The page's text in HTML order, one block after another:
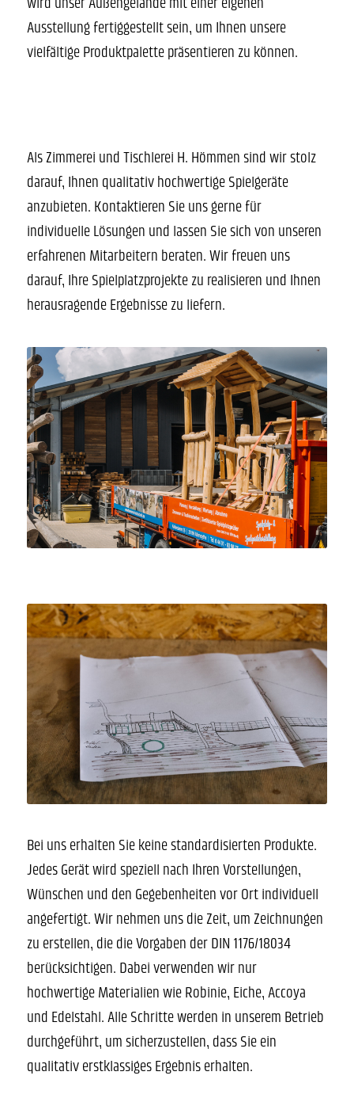
wird unser Außengelände mit einer eigenen
Ausstellung fertiggestellt sein, um Ihnen unsere
vielfältige Produktpalette präsentieren zu können.
Als Zimmerei und Tischlerei H. Hömmen sind wir stolz
darauf, Ihnen qualitativ hochwertige Spielgeräte
anzubieten. Kontaktieren Sie uns gerne für
individuelle Lösungen und lassen Sie sich von unseren
erfahrenen Mitarbeitern beraten. Wir freuen uns
darauf, Ihre Spielplatzprojekte zu realisieren und Ihnen
herausragende Ergebnisse zu liefern.
Bei uns erhalten Sie keine standardisierten Produkte.
Jedes Gerät wird speziell nach Ihren Vorstellungen,
Wünschen und den Gegebenheiten vor Ort individuell
angefertigt. Wir nehmen uns die Zeit, um Zeichnungen
zu erstellen, die die Vorgaben der DIN 1176/18034
berücksichtigen. Dabei verwenden wir nur
hochwertige Materialien wie Robinie, Eiche, Accoya
und Edelstahl. Alle Schritte werden in unserem Betrieb
durchgeführt, um sicherzustellen, dass Sie ein
qualitativ erstklassiges Ergebnis erhalten.